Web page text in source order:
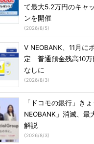
て最大5.2万円のキャ
ンを開催
(2026/8/5)
V NEOBANK、11月に
定 普通預金残高10万
なしに
(2026/8/3)
「ドコモの銀行」き
NEOBANK」消滅、
解説
(2026/8/3)